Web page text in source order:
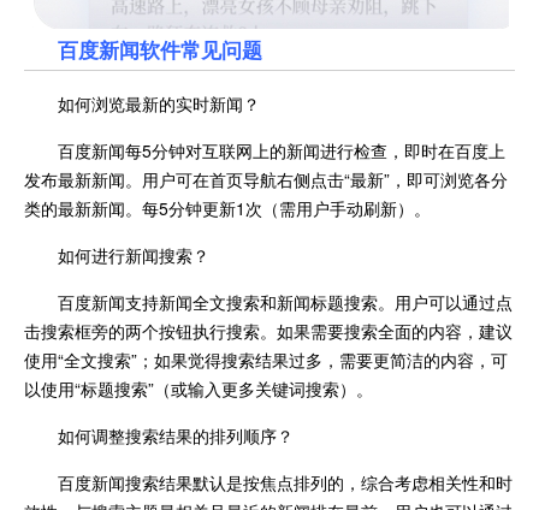
百度新闻软件常见问题
如何浏览最新的实时新闻？
百度新闻每5分钟对互联网上的新闻进行检查，即时在百度上
发布最新新闻。用户可在首页导航右侧点击“最新”，即可浏览各分
类的最新新闻。每5分钟更新1次（需用户手动刷新）。
如何进行新闻搜索？
百度新闻支持新闻全文搜索和新闻标题搜索。用户可以通过点
击搜索框旁的两个按钮执行搜索。如果需要搜索全面的内容，建议
使用“全文搜索”；如果觉得搜索结果过多，需要更简洁的内容，可
以使用“标题搜索”（或输入更多关键词搜索）。
如何调整搜索结果的排列顺序？
百度新闻搜索结果默认是按焦点排列的，综合考虑相关性和时